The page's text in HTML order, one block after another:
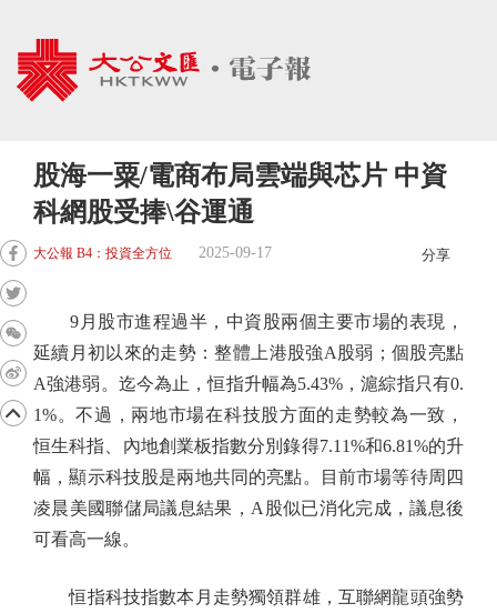
股海一粟/電商布局雲端與芯片 中資
科網股受捧\谷運通
大公報 B4：投資全方位 2025-09-17 分享
9月股市進程過半，中資股兩個主要市場的表現，
延續月初以來的走勢：整體上港股強A股弱；個股亮點
A強港弱。迄今為止，恒指升幅為5.43%，滬綜指只有0.
1%。不過，兩地市場在科技股方面的走勢較為一致，
恒生科指、內地創業板指數分別錄得7.11%和6.81%的升
幅，顯示科技股是兩地共同的亮點。目前市場等待周四
凌晨美國聯儲局議息結果，A股似已消化完成，議息後
可看高一線。
恒指科技指數本月走勢獨領群雄，互聯網龍頭強勢